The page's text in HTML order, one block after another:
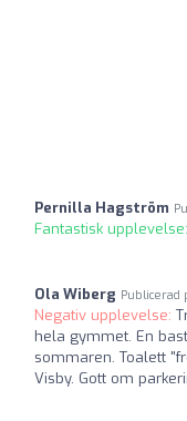
Pernilla Hagström
Fantastisk upplevelse:
Ola Wiberg Publicerad
Negativ upplevelse:
hela gymmet. En
sommaren. Toalett
Visby. Gott om